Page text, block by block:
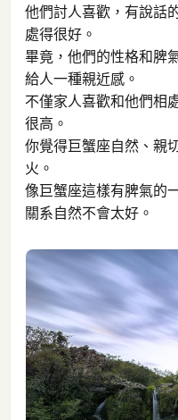
他們討人喜歡，有說話
處得很好。
畢竟，他們的性格和脾
給人一種親近感。
不僅家人喜歡和他們相
很高。
你覺得巨蟹座自然、親
火。
像巨蟹座這樣有脾氣的
關系自然不會太好。